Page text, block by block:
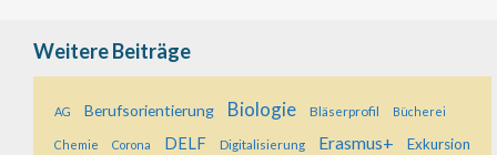
Weitere Beiträge
AG Berufsorientierung Biologie Bläserprofil Bücherei
Chemie Corona DELF Digitalisierung Erasmus+ Exkursion